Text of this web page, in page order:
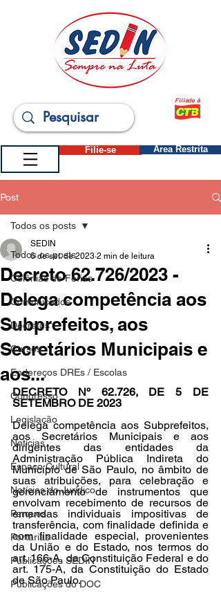
Filiado à
Filie-se Área Restrita
Post
Todos os posts
Colônias de Férias
Comunicados
Decretos
Cursos
Endereços DREs / Escolas
Congresso
Legislação
Notícias
Espaço Cultural
Notícias do Jurídico
Parques
Portarias
Publicações SEDIN
Publicações do DOC
Todos os posts
Decreto 62.726/2023 -
Delega competência aos
Subprefeitos, aos
Secretários Municipais e
aos...
SEDIN
6 de set. de 2023 2 min de leitura
DECRETO Nº 62.726, DE 5 DE
SETEMBRO DE 2023
Delega competência aos Subprefeitos,
aos Secretários Municipais e aos
dirigentes das entidades da
Administração Pública Indireta do
Município de São Paulo, no âmbito de
suas atribuições, para celebração e
gerenciamento de instrumentos que
envolvam recebimento de recursos de
emendas individuais impositivas de
transferência, com finalidade definida e
com finalidade especial, provenientes
da União e do Estado, nos termos do
art. 166-A, da Constituição Federal e do
art. 175-A, da Constituição do Estado
de São Paulo.